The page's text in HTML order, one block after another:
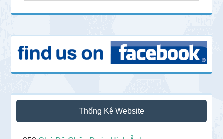
Thống Kê Website